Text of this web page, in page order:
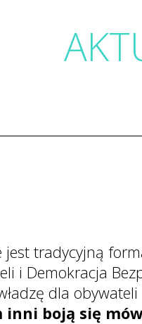
tradycyjną
i Demokracja
dla
inni boją się